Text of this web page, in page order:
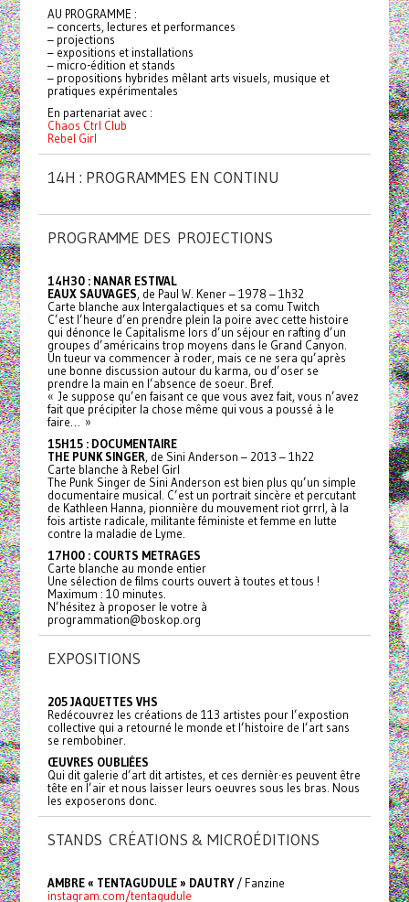
AU PROGRAMME :
– concerts, lectures et performances
– projections
– expositions et installations
– micro-édition et stands
– propositions hybrides mêlant arts visuels, musique et
pratiques expérimentales
En partenariat avec :
Chaos Ctrl Club
Rebel Girl
14H : PROGRAMMES EN CONTINU
PROGRAMME DES PROJECTIONS
14H30 : NANAR ESTIVAL
EAUX SAUVAGES, de Paul W. Kener – 1978 – 1h32
Carte blanche aux Intergalactiques et sa comu Twitch
C’est l’heure d’en prendre plein la poire avec cette histoire
qui dénonce le Capitalisme lors d’un séjour en rafting d’un
groupes d’américains trop moyens dans le Grand Canyon.
Un tueur va commencer à roder, mais ce ne sera qu’après
une bonne discussion autour du karma, ou d’oser se
prendre la main en l’absence de soeur. Bref.
« Je suppose qu’en faisant ce que vous avez fait, vous n’avez
fait que précipiter la chose même qui vous a poussé à le
faire… »
15H15 : DOCUMENTAIRE
THE PUNK SINGER, de Sini Anderson – 2013 – 1h22
Carte blanche à Rebel Girl
The Punk Singer de Sini Anderson est bien plus qu’un simple
documentaire musical. C’est un portrait sincère et percutant
de Kathleen Hanna, pionnière du mouvement riot grrrl, à la
fois artiste radicale, militante féministe et femme en lutte
contre la maladie de Lyme.
17H00 : COURTS METRAGES
Carte blanche au monde entier
Une sélection de films courts ouvert à toutes et tous !
Maximum : 10 minutes.
N’hésitez à proposer le votre à
programmation@boskop.org
EXPOSITIONS
205 JAQUETTES VHS
Redécouvrez les créations de 113 artistes pour l’expostion
collective qui a retourné le monde et l’histoire de l’art sans
se rembobiner.
ŒUVRES OUBLIÉES
Qui dit galerie d’art dit artistes, et ces dernièr·es peuvent être
tête en l’air et nous laisser leurs oeuvres sous les bras. Nous
les exposerons donc.
STANDS CRÉATIONS & MICROÉDITIONS
AMBRE « TENTAGUDULE » DAUTRY/ Fanzine
instagram.com/tentagudule